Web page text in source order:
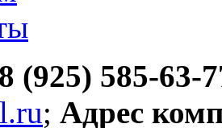
8 (925) 585-63-
; Адрес